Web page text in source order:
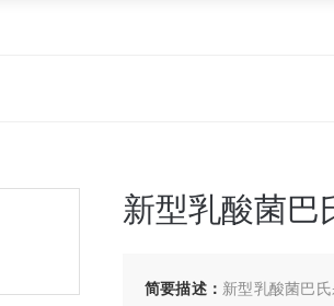
新型乳酸菌巴
简要描述： 新型乳酸菌巴